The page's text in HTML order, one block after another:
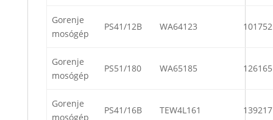
Gorenje
mosógép
PS41/12B WA64123 101752
Gorenje
mosógép
PS51/180 WA65185 126165
Gorenje
mosógép
PS41/16B TEW4L161 139217